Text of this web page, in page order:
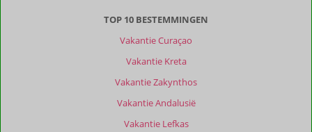
TOP 10 BESTEMMINGEN
Vakantie Curaçao
Vakantie Kreta
Vakantie Zakynthos
Vakantie Andalusië
Vakantie Lefkas